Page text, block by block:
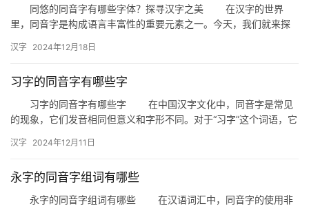
同悠的同音字有哪些字体？探寻汉字之美 在汉字的世界
里，同音字是构成语言丰富性的重要元素之一。今天，我们就来探
式。…
汉字 2024年12月18日
习字的同音字有哪些字
习字的同音字有哪些字 在中国汉字文化中，同音字是常见
的现象，它们发音相同但意义和字形不同。对于“习字”这个词语，它
汉字 2024年12月11日
永字的同音字组词有哪些
永字的同音字组词有哪些 在汉语词汇中，同音字的使用非